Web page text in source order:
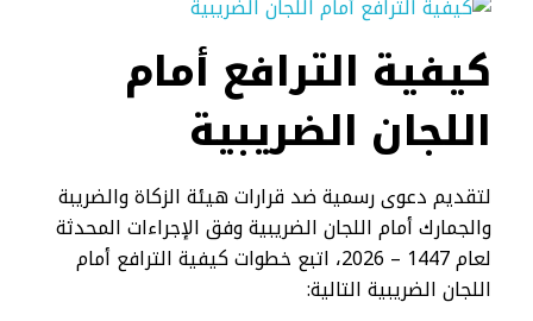
كيفية الترافع أمام
اللجان الضريبية
لتقديم دعوى رسمية ضد قرارات هيئة الزكاة والضريبة
والجمارك أمام اللجان الضريبية وفق الإجراءات المحدثة
لعام 1447 – 2026، اتبع خطوات كيفية الترافع أمام
اللجان الضريبية التالية: